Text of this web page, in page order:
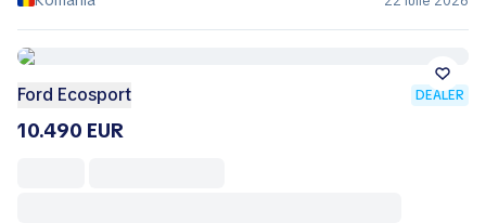
Ford Ecosport DEALER
10.490 EUR